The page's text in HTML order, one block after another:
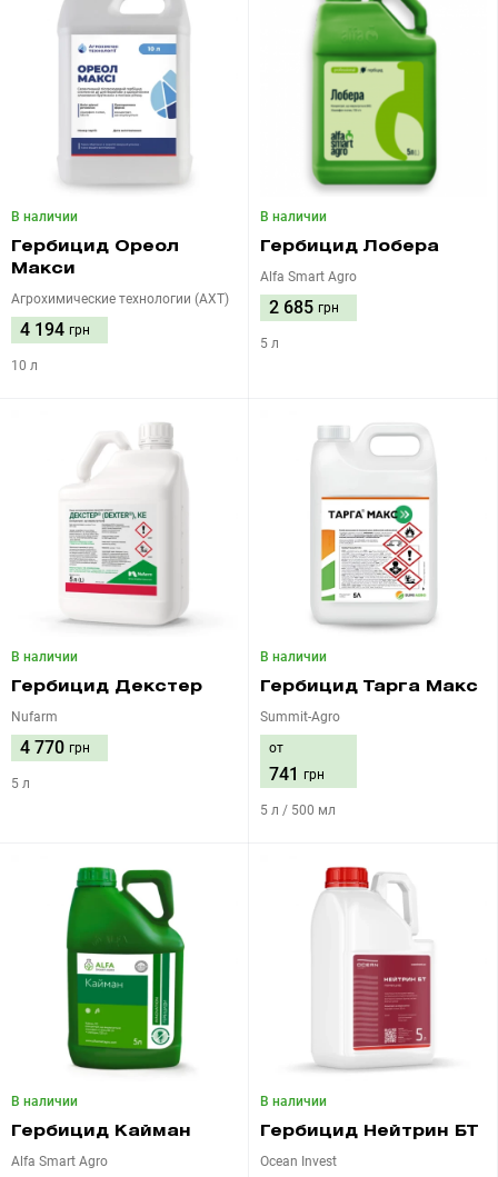
В наличии
Гербицид Ореол
Макси
Агрохимические технологии (АХТ)
4 194 грн
10 л
В наличии
Гербицид Лобера
Alfa Smart Agro
2 685 грн
5 л
В наличии
Гербицид Декстер
Nufarm
4 770 грн
5 л
В наличии
Гербицид Тарга Макс
Summit-Agro
от
741 грн
5 л / 500 мл
В наличии
Гербицид Кайман
Alfa Smart Agro
В наличии
Гербицид Нейтрин БТ
Ocean Invest